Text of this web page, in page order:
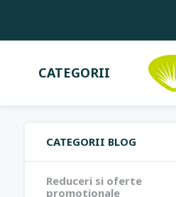
CATEGORII
CATEGORII BLOG
Reduceri si oferte
promotionale